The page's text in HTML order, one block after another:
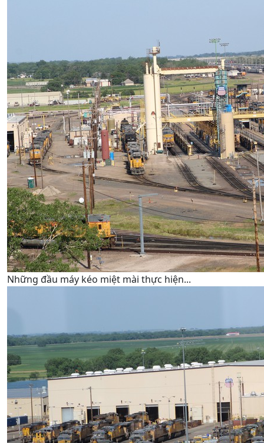
Những đầu máy kéo miệt mài thực hiện...